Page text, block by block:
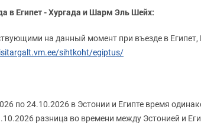
в Египет - Хургада и Шарм Эль Шейх:
на данный момент при въезде в
sihtkoht/egiptus/
по 24.10.2026 в Эстонии и Египте время
разница во времени между Эстонией и